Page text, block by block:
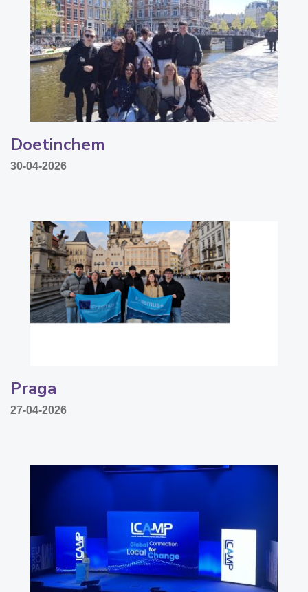
Doetinchem
30-04-2026
Praga
27-04-2026